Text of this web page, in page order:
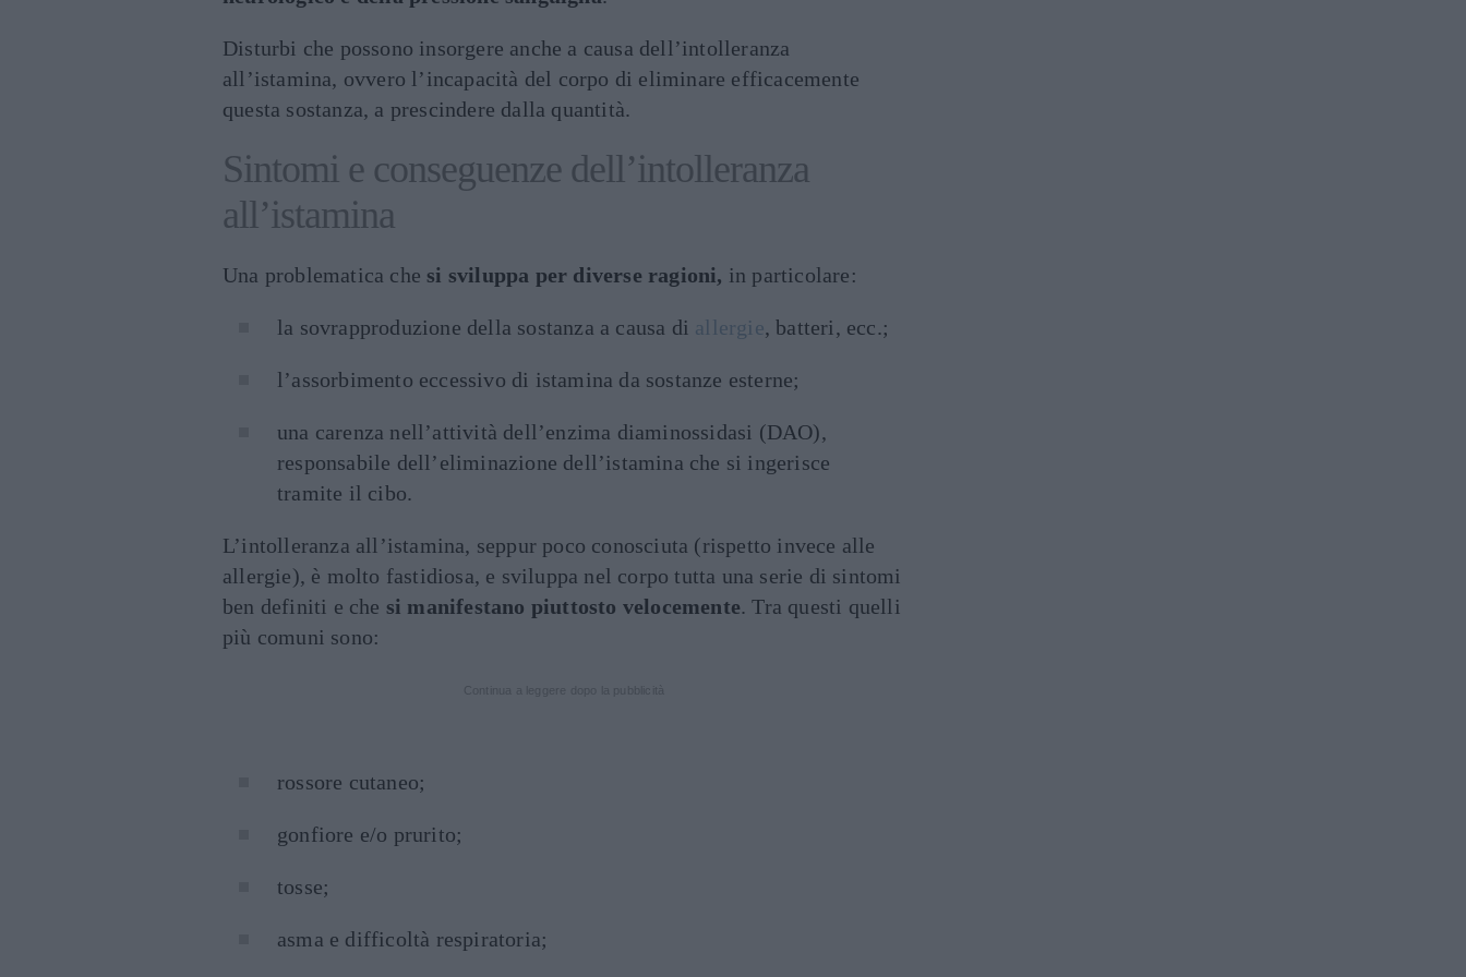
Disturbi che possono insorgere anche a causa dell’intolleranza
all’istamina, ovvero l’incapacità del corpo di eliminare efficacemente
questa sostanza, a prescindere dalla quantità.
Sintomi e conseguenze dell’intolleranza
all’istamina
Una problematica che si sviluppa per diverse ragioni, in particolare:
la sovrapproduzione della sostanza a causa di allergie, batteri, ecc.;
l’assorbimento eccessivo di istamina da sostanze esterne;
una carenza nell’attività dell’enzima diaminossidasi (DAO),
responsabile dell’eliminazione dell’istamina che si ingerisce
tramite il cibo.
L’intolleranza all’istamina, seppur poco conosciuta (rispetto invece alle
allergie), è molto fastidiosa, e sviluppa nel corpo tutta una serie di sintomi
ben definiti e che si manifestano piuttosto velocemente. Tra questi quelli
più comuni sono:
rossore cutaneo;
gonfiore e/o prurito;
tosse;
asma e difficoltà respiratoria;